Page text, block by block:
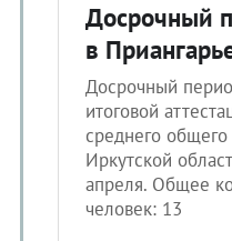
Досрочный
в
Досрочный
итоговой
среднего
Иркутской
апреля. Общее
человек: 13